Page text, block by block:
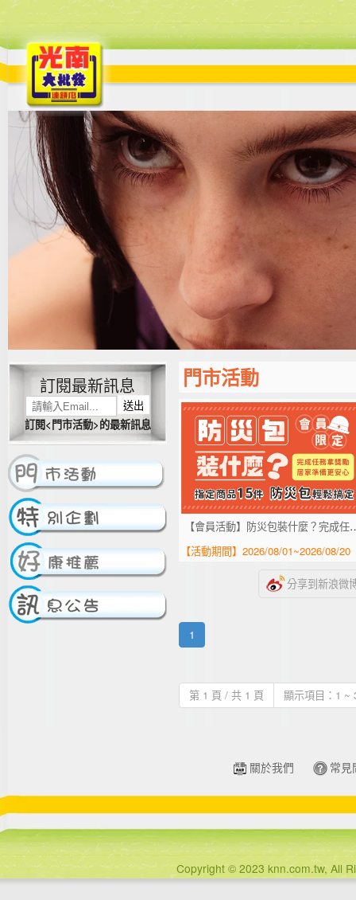
訂閱最新訊息
送出
訂閱<門市活動>的最新訊息
門市活動
【會員活動】
【活動期間】2026/08/01~2026/08/20
分享到新浪微
1
第 1 頁 / 共 1 頁 顯示項目：1 ~
關於我們 常見
Copyright © 2023 knn.com.tw, All